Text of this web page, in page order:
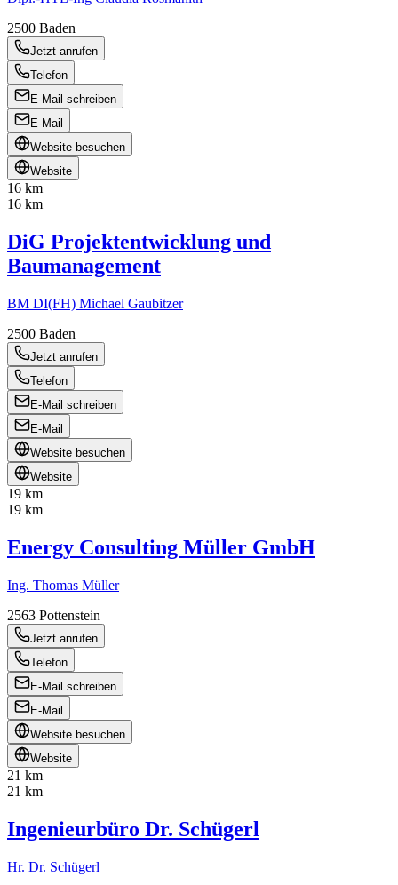
2500 Baden
Jetzt anrufen
Telefon
E-Mail schreiben
E-Mail
Website besuchen
Website
16 km
16 km
DiG Projektentwicklung und
Baumanagement
BM DI(FH) Michael Gaubitzer
2500 Baden
Jetzt anrufen
Telefon
E-Mail schreiben
E-Mail
Website besuchen
Website
19 km
19 km
Energy Consulting Müller GmbH
Ing. Thomas Müller
2563 Pottenstein
Jetzt anrufen
Telefon
E-Mail schreiben
E-Mail
Website besuchen
Website
21 km
21 km
Ingenieurbüro Dr. Schügerl
Hr. Dr. Schügerl